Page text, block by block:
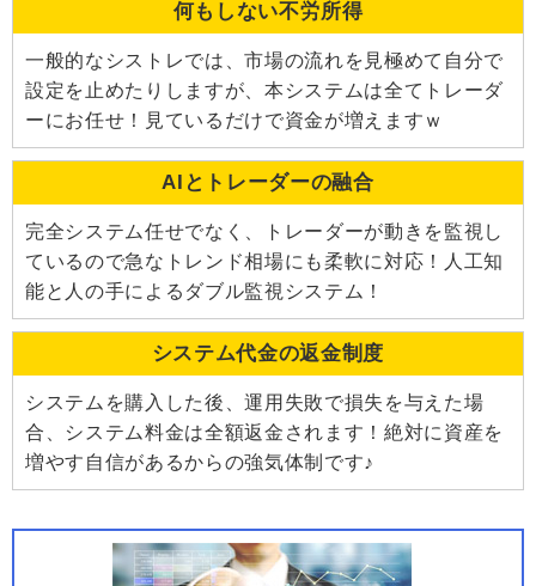
何もしない不労所得
一般的なシストレでは、市場の流れを見極めて自分で
設定を止めたりしますが、本システムは全てトレーダ
ーにお任せ！見ているだけで資金が増えますｗ
AIとトレーダーの融合
完全システム任せでなく、トレーダーが動きを監視し
ているので急なトレンド相場にも柔軟に対応！人工知
能と人の手によるダブル監視システム！
システム代金の返金制度
システムを購入した後、運用失敗で損失を与えた場
合、システム料金は全額返金されます！絶対に資産を
増やす自信があるからの強気体制です♪